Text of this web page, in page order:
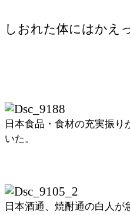
しおれた体にはかえ
日本食品・食材の充実振り
いた。
日本酒通、焼酎通の白人が